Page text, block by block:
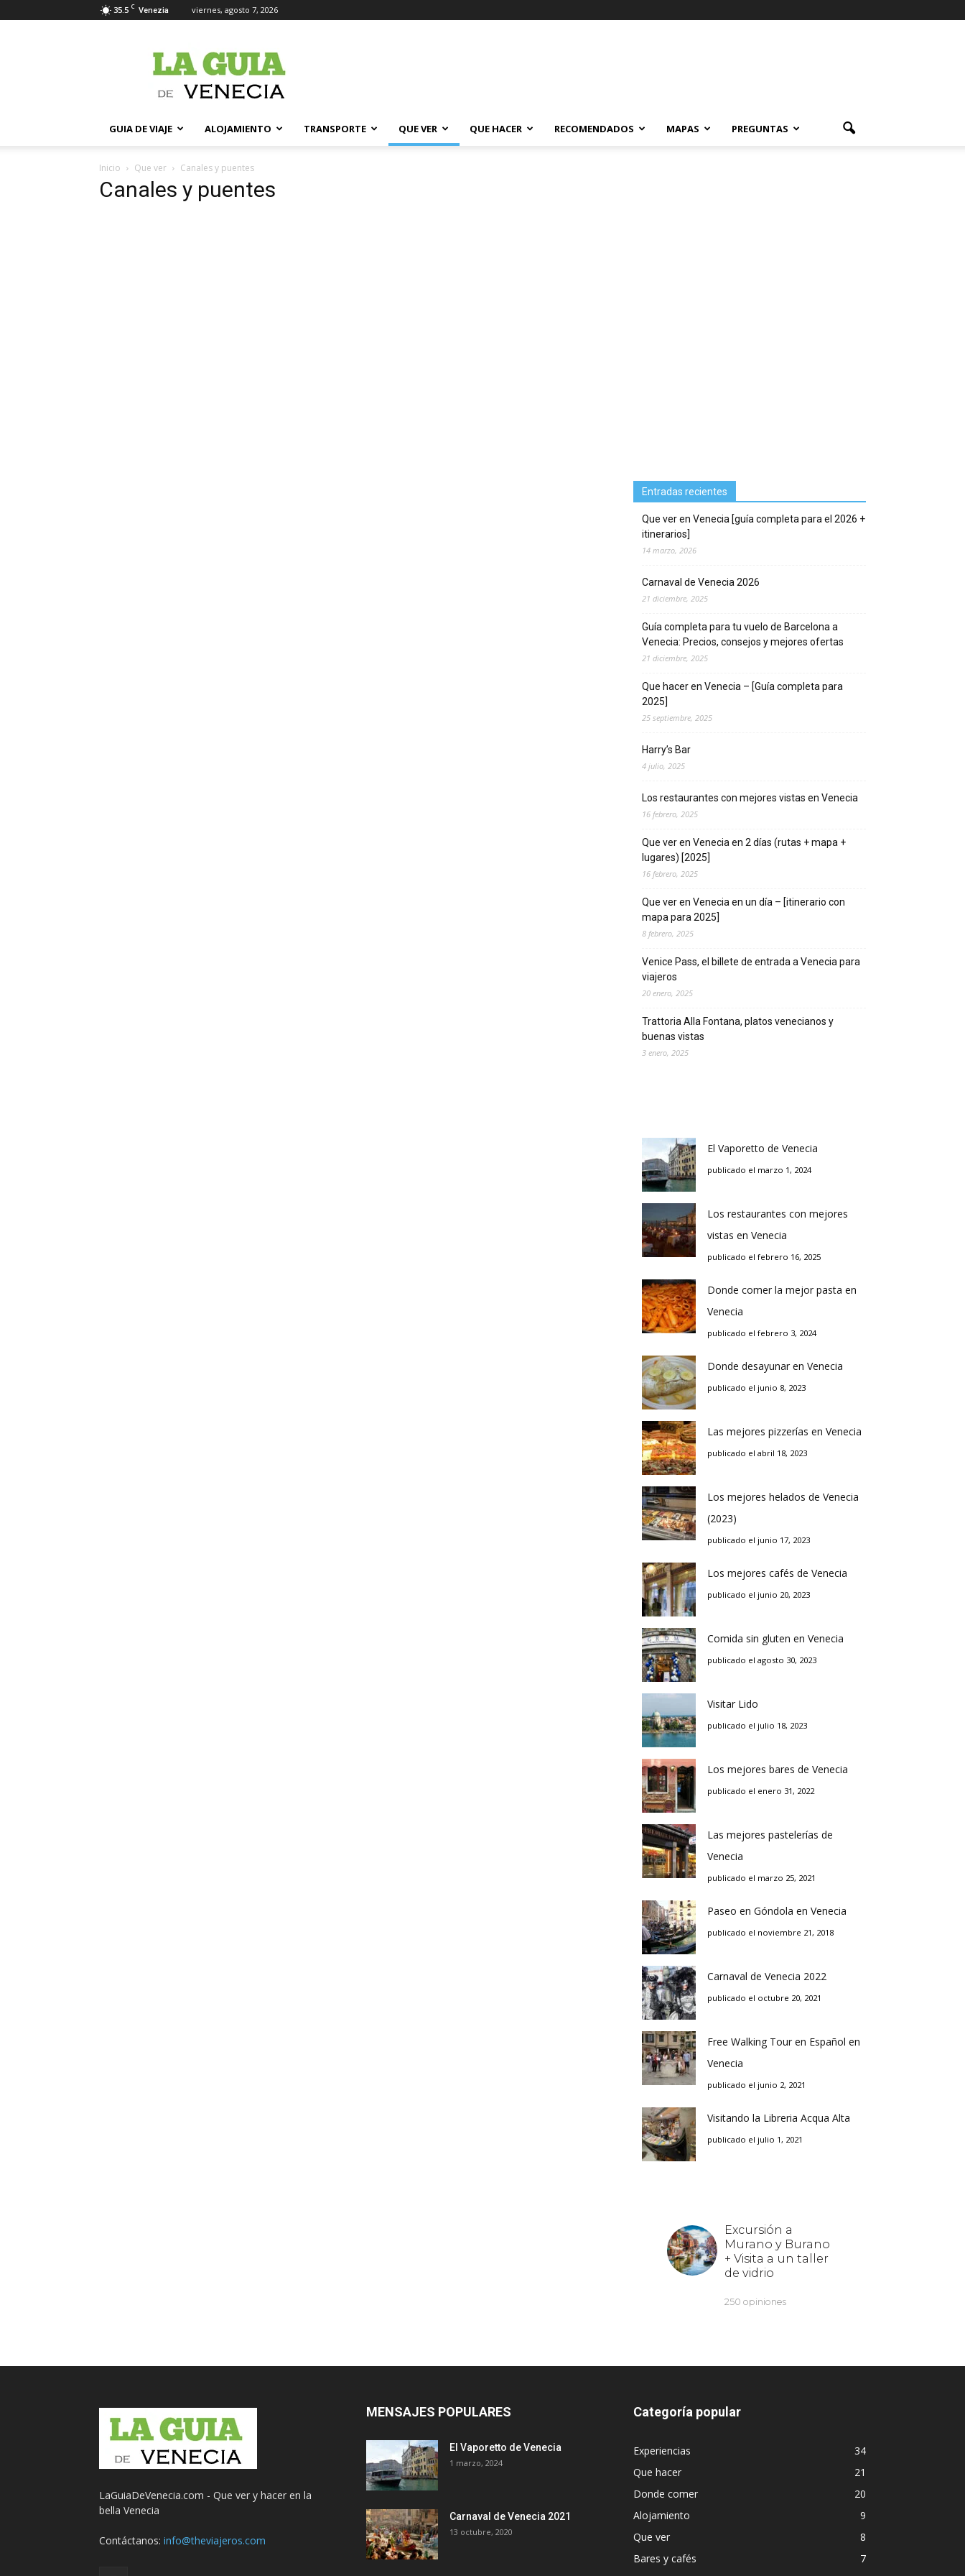
35.5 C Venezia viernes, agosto 7, 2026
Guia
Venecia
GUIA DE VIAJE ALOJAMIENTO TRANSPORTE QUE VER QUE HACER RECOMENDADOS MAPAS PREGUNTAS
Inicio Que ver Canales y puentes
Canales y puentes
Entradas recientes
Que ver en Venecia [guía completa para el 2026 +
itinerarios]
14 marzo, 2026
Carnaval de Venecia 2026
21 diciembre, 2025
Guía completa para tu vuelo de Barcelona a
Venecia: Precios, consejos y mejores ofertas
21 diciembre, 2025
Que hacer en Venecia – [Guía completa para
2025]
25 septiembre, 2025
Harry’s Bar
4 julio, 2025
Los restaurantes con mejores vistas en Venecia
16 febrero, 2025
Que ver en Venecia en 2 días (rutas + mapa +
lugares) [2025]
16 febrero, 2025
Que ver en Venecia en un día – [itinerario con
mapa para 2025]
8 febrero, 2025
Venice Pass, el billete de entrada a Venecia para
viajeros
20 enero, 2025
Trattoria Alla Fontana, platos venecianos y
buenas vistas
3 enero, 2025
El Vaporetto de Venecia
publicado el marzo 1, 2024
Los restaurantes con mejores
vistas en Venecia
publicado el febrero 16, 2025
Donde comer la mejor pasta en
Venecia
publicado el febrero 3, 2024
Donde desayunar en Venecia
publicado el junio 8, 2023
Las mejores pizzerías en Venecia
publicado el abril 18, 2023
Los mejores helados de Venecia
(2023)
publicado el junio 17, 2023
Los mejores cafés de Venecia
publicado el junio 20, 2023
Comida sin gluten en Venecia
publicado el agosto 30, 2023
Visitar Lido
publicado el julio 18, 2023
Los mejores bares de Venecia
publicado el enero 31, 2022
Las mejores pastelerías de
Venecia
publicado el marzo 25, 2021
Paseo en Góndola en Venecia
publicado el noviembre 21, 2018
Carnaval de Venecia 2022
publicado el octubre 20, 2021
Free Walking Tour en Español en
Venecia
publicado el junio 2, 2021
Visitando la Libreria Acqua Alta
publicado el julio 1, 2021
LaGuiaDeVenecia.com - Que ver y hacer en la
bella Venecia
Contáctanos: info@theviajeros.com
MENSAJES POPULARES
El Vaporetto de Venecia
1 marzo, 2024
Carnaval de Venecia 2021
13 octubre, 2020
Categoría popular
Experiencias
34
Que hacer
21
Donde comer
20
Alojamiento
9
Que ver
8
Bares y cafés
7